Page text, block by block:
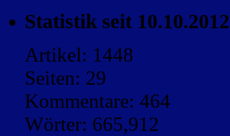
Statistik seit 10.10.2012
Artikel: 1448
Seiten: 29
Kommentare: 464
Wörter: 665,912